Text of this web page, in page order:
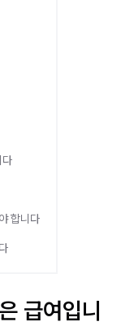
다
합니다
급여입니